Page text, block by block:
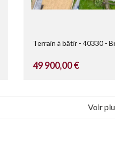
Terrain à bâtir 40330
49 900,00 €
Voir